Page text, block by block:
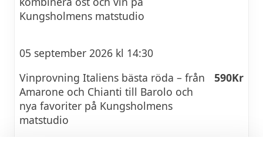
Kungsholmens matstudio
05 september 2026 kl 14:30
Vinprovning Italiens bästa röda – från
Amarone och Chianti till Barolo och
nya favoriter på Kungsholmens
matstudio
590Kr